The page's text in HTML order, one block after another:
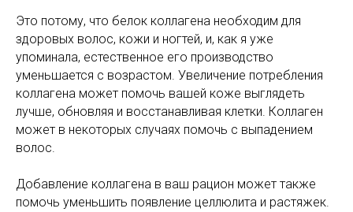
Это потому, что белок коллагена необходим для
здоровых волос, кожи и ногтей, и, как я уже
упоминала, естественное его производство
уменьшается с возрастом. Увеличение потребления
коллагена может помочь вашей коже выглядеть
лучше, обновляя и восстанавливая клетки. Коллаген
может в некоторых случаях помочь с выпадением
волос.
Добавление коллагена в ваш рацион может также
помочь уменьшить появление целлюлита и растяжек.